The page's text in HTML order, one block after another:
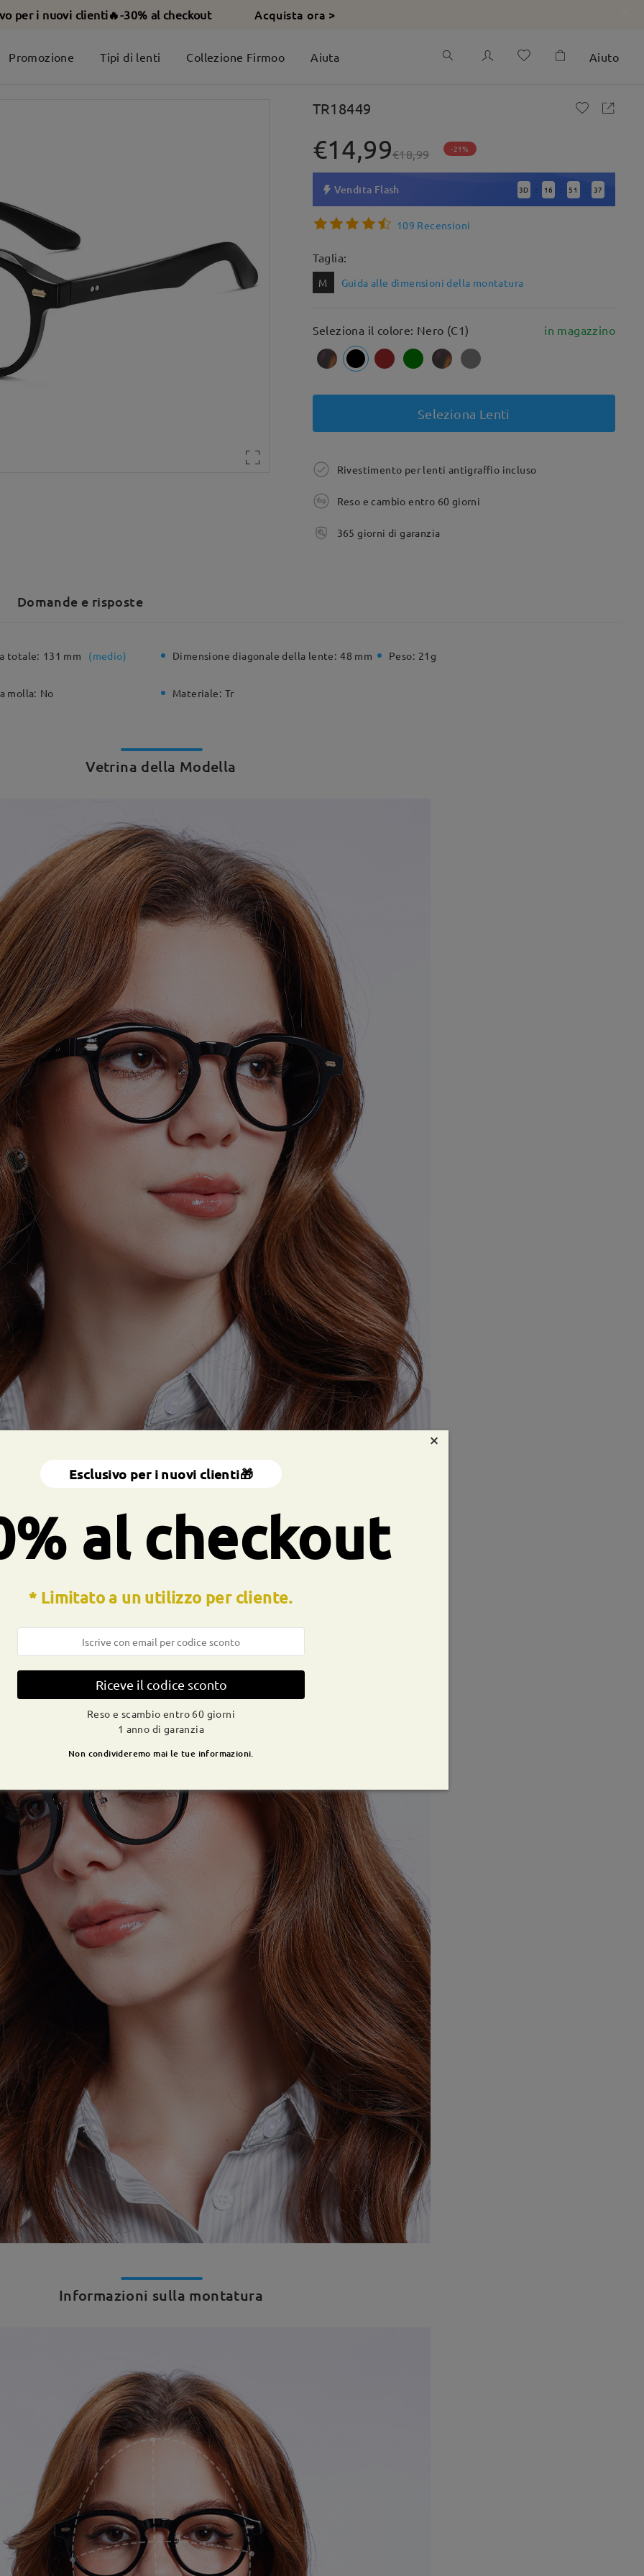
per i nuovi clienti🔥-30% al checkout Acquista ora >
Promozione Tipi di lenti Collezione Firmoo Aiuta Aiuto
TR18449
€14,99€18,99 -21%
Vendita Flash 3D : 16 : 51 : 36
109 Recensioni
Taglia:
M Guida alle dimensioni della montatura
Seleziona il colore: Nero (C1) in magazzino
Seleziona Lenti
Rivestimento per lenti antigraffio incluso
Reso e cambio entro 60 giorni
365 giorni di garanzia
Domande e risposte
totale: 131 mm (medio) Dimensione diagonale della lente: 48 mm Peso: 21g
molla: No Materiale: Tr
Vetrina della Modella
Informazioni sulla montatura
×
Esclusivo per i nuovi clienti🎁
al checkout
* Limitato a un utilizzo per cliente.
Riceve il codice sconto
Reso e scambio entro 60 giorni
1 anno di garanzia
Non condivideremo mai le tue informazioni.